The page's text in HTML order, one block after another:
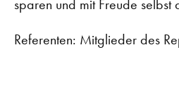
sparen und mit Freude selbst
Referenten: Mitglieder des